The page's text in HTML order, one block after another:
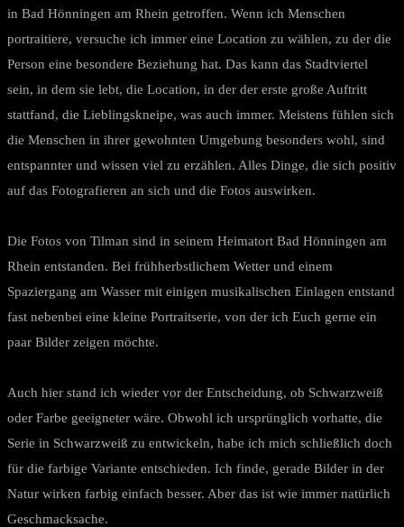
in Bad Hönningen am Rhein getroffen. Wenn ich Menschen
portraitiere, versuche ich immer eine Location zu wählen, zu der die
Person eine besondere Beziehung hat. Das kann das Stadtviertel
sein, in dem sie lebt, die Location, in der der erste große Auftritt
stattfand, die Lieblingskneipe, was auch immer. Meistens fühlen sich
die Menschen in ihrer gewohnten Umgebung besonders wohl, sind
entspannter und wissen viel zu erzählen. Alles Dinge, die sich positiv
auf das Fotografieren an sich und die Fotos auswirken.
Die Fotos von Tilman sind in seinem Heimatort Bad Hönningen am
Rhein entstanden. Bei frühherbstlichem Wetter und einem
Spaziergang am Wasser mit einigen musikalischen Einlagen entstand
fast nebenbei eine kleine Portraitserie, von der ich Euch gerne ein
paar Bilder zeigen möchte.
Auch hier stand ich wieder vor der Entscheidung, ob Schwarzweiß
oder Farbe geeigneter wäre. Obwohl ich ursprünglich vorhatte, die
Serie in Schwarzweiß zu entwickeln, habe ich mich schließlich doch
für die farbige Variante entschieden. Ich finde, gerade Bilder in der
Natur wirken farbig einfach besser. Aber das ist wie immer natürlich
Geschmacksache.